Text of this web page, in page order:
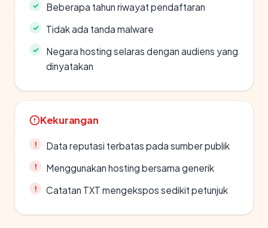
Beberapa tahun riwayat pendaftaran
Tidak ada tanda malware
Negara hosting selaras dengan audiens yang
dinyatakan
Kekurangan
Data reputasi terbatas pada sumber publik
Menggunakan hosting bersama generik
Catatan TXT mengekspos sedikit petunjuk